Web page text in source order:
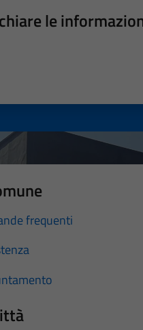
le
frequenti